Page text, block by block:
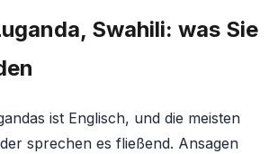
Swahili: was Sie
ist Englisch, und die meisten
sprechen es fließend. Ansagen